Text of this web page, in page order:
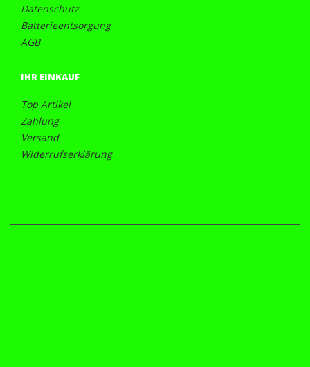
Datenschutz
Batterieentsorgung
AGB
IHR EINKAUF
Top Artikel
Zahlung
Versand
Widerrufserklärung